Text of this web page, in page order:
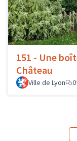
151 - Une
Château
Ville de Lyon 0